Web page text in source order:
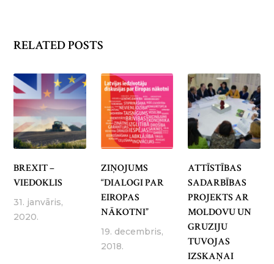
RELATED POSTS
BREXIT –
VIEDOKLIS
31. janvāris,
2020.
ZIŅOJUMS
“DIALOGI PAR
EIROPAS
NĀKOTNI”
19. decembris,
2018.
ATTĪSTĪBAS
SADARBĪBAS
PROJEKTS AR
MOLDOVU UN
GRUZIJU
TUVOJAS
IZSKAŅAI